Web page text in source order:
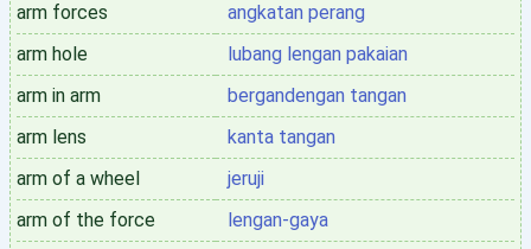
arm forces
angkatan perang
arm hole
lubang lengan pakaian
arm in arm
bergandengan tangan
arm lens
kanta tangan
arm of a wheel
jeruji
arm of the force
lengan-gaya